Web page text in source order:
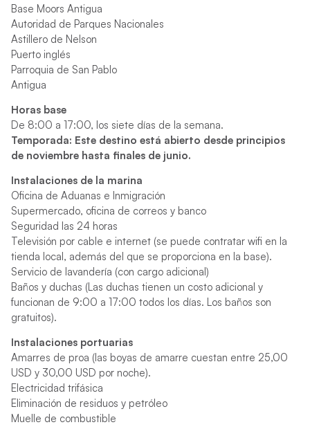
Base Moors Antigua
Autoridad de Parques Nacionales
Astillero de Nelson
Puerto inglés
Parroquia de San Pablo
Antigua
Horas base
De 8:00 a 17:00, los siete días de la semana.
Temporada: Este destino está abierto desde principios
de noviembre hasta finales de junio.
Instalaciones de la marina
Oficina de Aduanas e Inmigración
Supermercado, oficina de correos y banco
Seguridad las 24 horas
Televisión por cable e internet (se puede contratar wifi en la
tienda local, además del que se proporciona en la base).
Servicio de lavandería (con cargo adicional)
Baños y duchas (Las duchas tienen un costo adicional y
funcionan de 9:00 a 17:00 todos los días. Los baños son
gratuitos).
Instalaciones portuarias
Amarres de proa (las boyas de amarre cuestan entre 25,00
USD y 30,00 USD por noche).
Electricidad trifásica
Eliminación de residuos y petróleo
Muelle de combustible